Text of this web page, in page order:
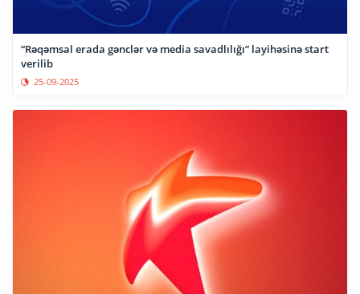
“Rəqəmsal erada gənclər və media savadlılığı” layihəsinə start
verilib
25-09-2025